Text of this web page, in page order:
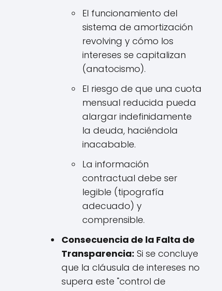
El funcionamiento del
sistema de amortización
revolving y cómo los
intereses se capitalizan
(anatocismo).
El riesgo de que una cuota
mensual reducida pueda
alargar indefinidamente
la deuda, haciéndola
inacabable.
La información
contractual debe ser
legible (tipografía
adecuado) y
comprensible.
Consecuencia de la Falta de
Transparencia: Si se concluye
que la cláusula de intereses no
supera este "control de